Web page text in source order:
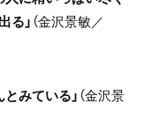
る」 （金沢景敏／
みている」 （金沢景